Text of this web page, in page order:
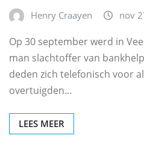
Henry Craayen nov
Op 30 september werd in
man slachtoffer van
deden zich telefonisch voor
overtuigden…
LEES MEER